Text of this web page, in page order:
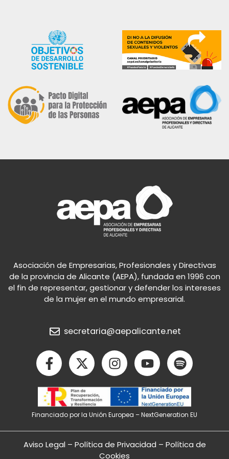
Asociación de Empresarias, Profesionales y Directivas
de la provincia de Alicante (AEPA), fundada en 1996 con
el fin de representar, gestionar y defender los intereses
de la mujer en el mundo empresarial.
secretaria@aepalicante.net
F
a
c
e
b
o
o
k
X
-
t
w
i
t
t
e
I
n
s
t
a
g
r
a
Y
o
u
t
u
b
e
S
p
o
t
i
f
y
Financiado por la Unión Europea – NextGeneration EU
Aviso Legal – Política de Privacidad – Política de
Cookies